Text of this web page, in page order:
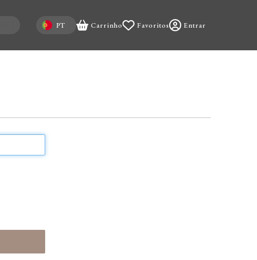
Select your language
PT Carrinho Favoritos Entrar